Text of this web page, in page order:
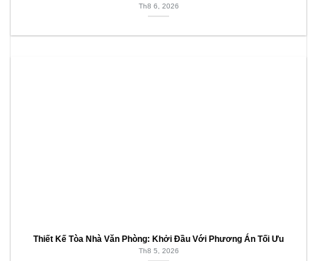
Th8 6, 2026
Thiết Kế Tòa Nhà Văn Phòng: Khởi Đầu Với Phương Án Tối Ưu
Th8 5, 2026